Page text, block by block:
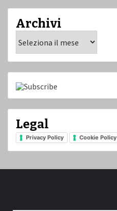
Archivi
Legal
Privacy Policy Cookie Policy